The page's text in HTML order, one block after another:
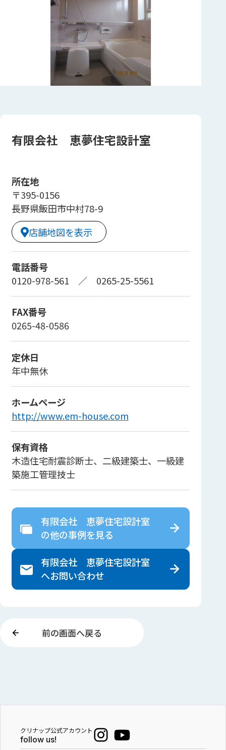
有限会社 恵夢住宅設計室
所在地
〒395-0156
長野県飯田市中村78-9
店舗地図を表示
電話番号
0120-978-561 ／ 0265-25-5561
FAX番号
0265-48-0586
定休日
年中無休
ホームページ
http://www.em-house.com
保有資格
木造住宅耐震診断士、二級建築士、一級建
築施工管理技士
有限会社 恵夢住宅設計室
の他の事例を見る
有限会社 恵夢住宅設計室
へお問い合わせ
前の画面へ戻る
クリナップ公式アカウント
follow us!